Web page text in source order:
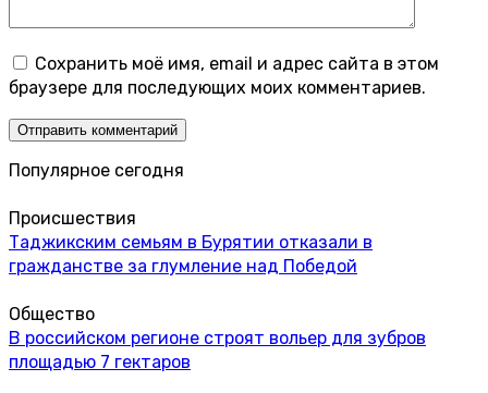
Сохранить моё имя, email и адрес сайта в этом
браузере для последующих моих комментариев.
Популярное сегодня
Происшествия
Таджикским семьям в Бурятии отказали в
гражданстве за глумление над Победой
Общество
В российском регионе строят вольер для зубров
площадью 7 гектаров